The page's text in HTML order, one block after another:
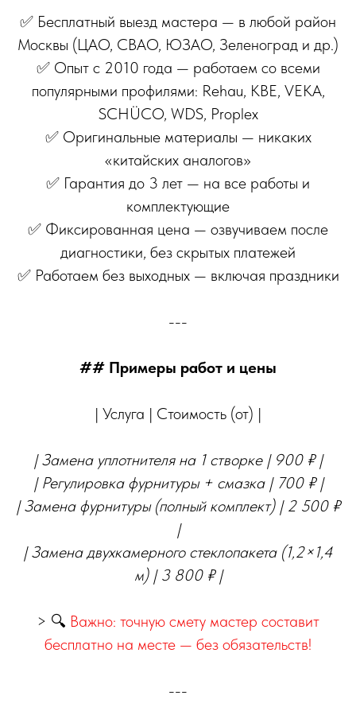
✅ Бесплатный выезд мастера — в любой район
Москвы (ЦАО, СВАО, ЮЗАО, Зеленоград и др.)
✅ Опыт с 2010 года — работаем со всеми
популярными профилями: Rehau, KBE, VEKA,
SCHÜCO, WDS, Proplex
✅ Оригинальные материалы — никаких
«китайских аналогов»
✅ Гарантия до 3 лет — на все работы и
комплектующие
✅ Фиксированная цена — озвучиваем после
диагностики, без скрытых платежей
✅ Работаем без выходных — включая праздники
---
## Примеры работ и цены
| Услуга | Стоимость (от) |
| Замена уплотнителя на 1 створке | 900 ₽ |
| Регулировка фурнитуры + смазка | 700 ₽ |
| Замена фурнитуры (полный комплект) | 2 500 ₽
|
| Замена двухкамерного стеклопакета (1,2×1,4
м) | 3 800 ₽ |
> 🔍 Важно: точную смету мастер составит
бесплатно на месте — без обязательств!
---